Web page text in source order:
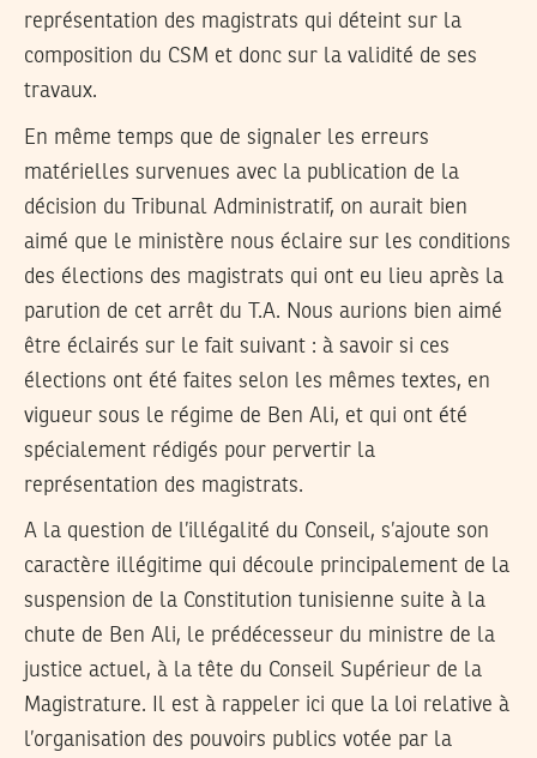
représentation des magistrats qui déteint sur la
composition du CSM et donc sur la validité de ses
travaux.
En même temps que de signaler les erreurs
matérielles survenues avec la publication de la
décision du Tribunal Administratif, on aurait bien
aimé que le ministère nous éclaire sur les conditions
des élections des magistrats qui ont eu lieu après la
parution de cet arrêt du T.A. Nous aurions bien aimé
être éclairés sur le fait suivant : à savoir si ces
élections ont été faites selon les mêmes textes, en
vigueur sous le régime de Ben Ali, et qui ont été
spécialement rédigés pour pervertir la
représentation des magistrats.
A la question de l’illégalité du Conseil, s’ajoute son
caractère illégitime qui découle principalement de la
suspension de la Constitution tunisienne suite à la
chute de Ben Ali, le prédécesseur du ministre de la
justice actuel, à la tête du Conseil Supérieur de la
Magistrature. Il est à rappeler ici que la loi relative à
l’organisation des pouvoirs publics votée par la